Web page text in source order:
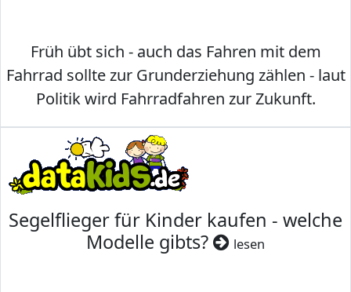
Früh übt sich - auch das Fahren mit dem
Fahrrad sollte zur Grunderziehung zählen - laut
Politik wird Fahrradfahren zur Zukunft.
Segelflieger für Kinder kaufen - welche
Modelle gibts?
lesen